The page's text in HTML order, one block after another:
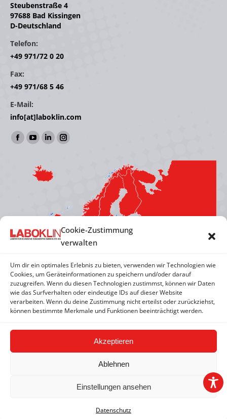
Cookie-Zustimmung
verwalten
Um dir ein optimales Erlebnis zu bieten, verwenden wir Technologien wie
Cookies, um Geräteinformationen zu speichern und/oder darauf
zuzugreifen. Wenn du diesen Technologien zustimmst, können wir Daten
wie das Surfverhalten oder eindeutige IDs auf dieser Website
verarbeiten. Wenn du deine Zustimmung nicht erteilst oder zurückziehst,
können bestimmte Merkmale und Funktionen beeinträchtigt werden.
Akzeptieren
Ablehnen
Einstellungen ansehen
Datenschutz
Steubenstraße 4
97688 Bad Kissingen
D-Deutschland
Telefon:
+49 971/72 0 20
Fax:
+49 971/68 5 46
E-Mail:
info[at]laboklin.com
Find us on:
Facebook
opens
YouTube
opens
in
Linkedin
opens
in
window
Instagram
window
Datenschutz